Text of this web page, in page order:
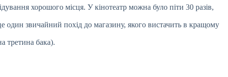
хорошого місця. У кінотеатр можна було піти 30 разів,
звичайний похід до магазину, якого вистачить в кращому
третина бака).